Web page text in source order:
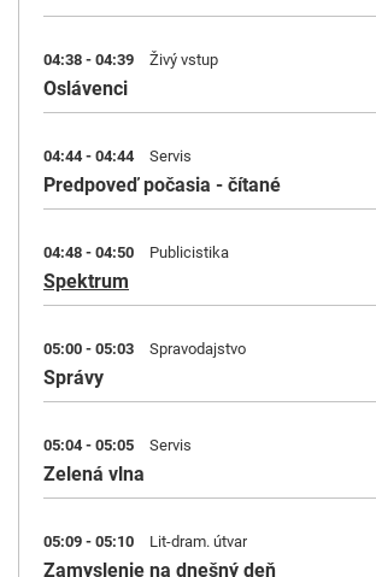
04:38 - 04:39 Živý vstup
Oslávenci
04:44 - 04:44 Servis
Predpoveď počasia - čítané
04:48 - 04:50 Publicistika
Spektrum
05:00 - 05:03 Spravodajstvo
Správy
05:04 - 05:05 Servis
Zelená vlna
05:09 - 05:10 Lit-dram. útvar
Zamyslenie na dnešný deň